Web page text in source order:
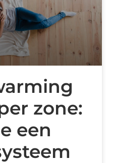
zone:
een